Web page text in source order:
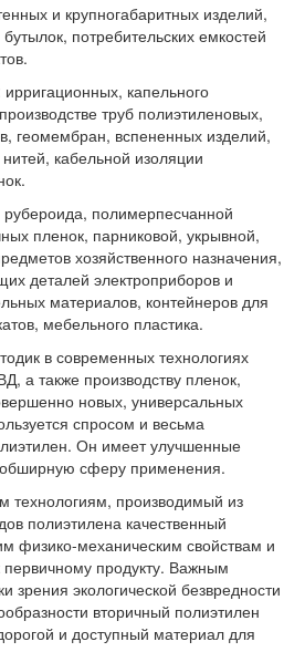
и крупногабаритных изделий,
потребительских емкостей
капельного
труб полиэтиленовых,
геомембран, вспененных изделий,
кабельной изоляции
полимерпесчанной
пленок, парниковой, укрывной,
хозяйственного назначения,
деталей электроприборов и
материалов, контейнеров для
мебельного пластика.
в современных технологиях
а также производству пленок,
новых, универсальных
спросом и весьма
Он имеет улучшенные
сферу применения.
технологиям, производимый из
полиэтилена качественный
физико-механическим свойствам и
первичному продукту. Важным
зрения экологической безвредности
вторичный полиэтилен
и доступный материал для